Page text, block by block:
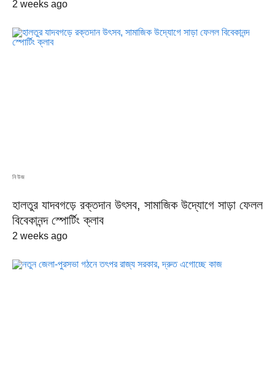
2 weeks ago
নিউজ
হালতুর যাদবগড়ে রক্তদান উৎসব, সামাজিক উদ্যোগে সাড়া ফেলল
বিবেকানন্দ স্পোর্টিং ক্লাব
2 weeks ago